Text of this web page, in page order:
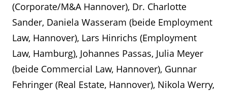
(Corporate/M&A Hannover), Dr. Charlotte
Sander, Daniela Wasseram (beide Employment
Law, Hannover), Lars Hinrichs (Employment
Law, Hamburg), Johannes Passas, Julia Meyer
(beide Commercial Law, Hannover), Gunnar
Fehringer (Real Estate, Hannover), Nikola Werry,